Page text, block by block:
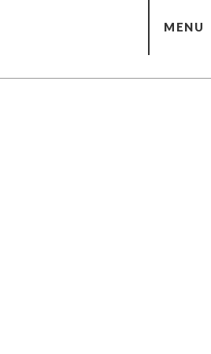
MENU